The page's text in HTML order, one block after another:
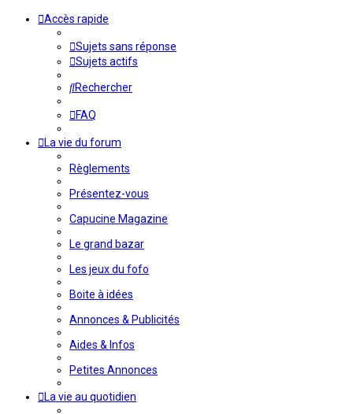
Accès rapide
Sujets sans réponse
Sujets actifs
Rechercher
FAQ
La vie du forum
Règlements
Présentez-vous
Capucine Magazine
Le grand bazar
Les jeux du fofo
Boite à idées
Annonces & Publicités
Aides & Infos
Petites Annonces
La vie au quotidien